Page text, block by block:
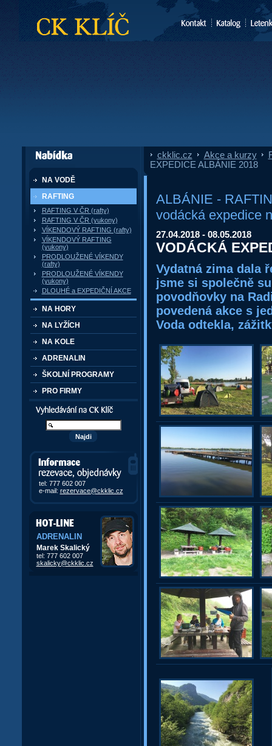
CK Klíč
dále nabízí
NA VODĚ
RAFTING
RAFTING V ČR (rafty)
RAFTING V ČR (yukony)
VÍKENDOVÝ RAFTING (rafty)
VÍKENDOVÝ RAFTING
(yukony)
PRODLOUŽENÉ VÍKENDY
(rafty)
PRODLOUŽENÉ VÍKENDY
(yukony)
DLOUHÉ a EXPEDIČNÍ AKCE
NA HORY
NA LYŽÍCH
NA KOLE
ADRENALIN
ŠKOLNÍ PROGRAMY
PRO FIRMY
Vyhledávání kurzů a akcí
Informace, rezervace,
objedávky
tel: 777 602 007
e-mail: rezervace@ckklic.cz
ADRENALIN
Marek Skalický
tel: 777 602 007
skalicky@ckklic.cz
ckklic.cz Akce a kurzy»
EXPEDICE ALBÁNIE 2018
ALBÁNIE -
vodácká expedice
27.04.2018 - 08.05.2018
VODÁCKÁ
Vydatná zima dala
jsme si společně
povodňovky na
povedená akce s
Voda odtekla,